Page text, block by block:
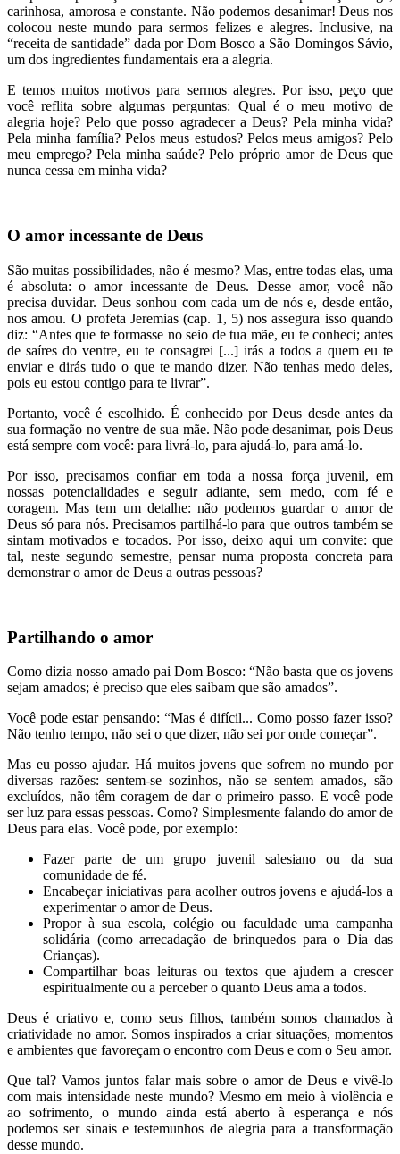
carinhosa, amorosa e constante. Não podemos desanimar! Deus nos
colocou neste mundo para sermos felizes e alegres. Inclusive, na
“receita de santidade” dada por Dom Bosco a São Domingos Sávio,
um dos ingredientes fundamentais era a alegria.
E temos muitos motivos para sermos alegres. Por isso, peço que
você reflita sobre algumas perguntas: Qual é o meu motivo de
alegria hoje? Pelo que posso agradecer a Deus? Pela minha vida?
Pela minha família? Pelos meus estudos? Pelos meus amigos? Pelo
meu emprego? Pela minha saúde? Pelo próprio amor de Deus que
nunca cessa em minha vida?
O amor incessante de Deus
São muitas possibilidades, não é mesmo? Mas, entre todas elas, uma
é absoluta: o amor incessante de Deus. Desse amor, você não
precisa duvidar. Deus sonhou com cada um de nós e, desde então,
nos amou. O profeta Jeremias (cap. 1, 5) nos assegura isso quando
diz: “Antes que te formasse no seio de tua mãe, eu te conheci; antes
de saíres do ventre, eu te consagrei [...] irás a todos a quem eu te
enviar e dirás tudo o que te mando dizer. Não tenhas medo deles,
pois eu estou contigo para te livrar”.
Portanto, você é escolhido. É conhecido por Deus desde antes da
sua formação no ventre de sua mãe. Não pode desanimar, pois Deus
está sempre com você: para livrá-lo, para ajudá-lo, para amá-lo.
Por isso, precisamos confiar em toda a nossa força juvenil, em
nossas potencialidades e seguir adiante, sem medo, com fé e
coragem. Mas tem um detalhe: não podemos guardar o amor de
Deus só para nós. Precisamos partilhá-lo para que outros também se
sintam motivados e tocados. Por isso, deixo aqui um convite: que
tal, neste segundo semestre, pensar numa proposta concreta para
demonstrar o amor de Deus a outras pessoas?
Partilhando o amor
Como dizia nosso amado pai Dom Bosco: “Não basta que os jovens
sejam amados; é preciso que eles saibam que são amados”.
Você pode estar pensando: “Mas é difícil... Como posso fazer isso?
Não tenho tempo, não sei o que dizer, não sei por onde começar”.
Mas eu posso ajudar. Há muitos jovens que sofrem no mundo por
diversas razões: sentem-se sozinhos, não se sentem amados, são
excluídos, não têm coragem de dar o primeiro passo. E você pode
ser luz para essas pessoas. Como? Simplesmente falando do amor de
Deus para elas. Você pode, por exemplo:
Fazer parte de um grupo juvenil salesiano ou da sua
comunidade de fé.
Encabeçar iniciativas para acolher outros jovens e ajudá-los a
experimentar o amor de Deus.
Propor à sua escola, colégio ou faculdade uma campanha
solidária (como arrecadação de brinquedos para o Dia das
Crianças).
Compartilhar boas leituras ou textos que ajudem a crescer
espiritualmente ou a perceber o quanto Deus ama a todos.
Deus é criativo e, como seus filhos, também somos chamados à
criatividade no amor. Somos inspirados a criar situações, momentos
e ambientes que favoreçam o encontro com Deus e com o Seu amor.
Que tal? Vamos juntos falar mais sobre o amor de Deus e vivê-lo
com mais intensidade neste mundo? Mesmo em meio à violência e
ao sofrimento, o mundo ainda está aberto à esperança e nós
podemos ser sinais e testemunhos de alegria para a transformação
desse mundo.